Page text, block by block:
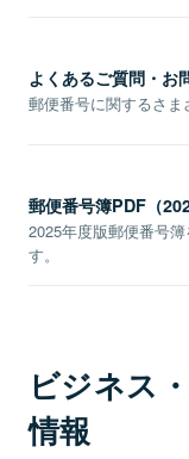
よくあるご質問・お
郵便番号に関するさま
郵便番号簿PDF（
2025年度版郵便番号
す。
ビジネス
情報